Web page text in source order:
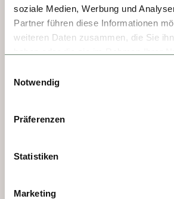
soziale Medien, Werbung und
Partner führen diese Informationen
weiteren Daten zusammen, die Sie
Notwendig
Präferenzen
Statistiken
Marketing
carruajes cruzan plazas que
historia y refinamiento.